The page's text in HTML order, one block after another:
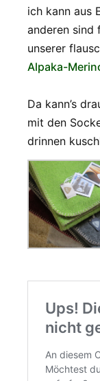
ich kann aus
anderen sind
unserer
Alpaka-
Da kann’s
mit den
drinnen